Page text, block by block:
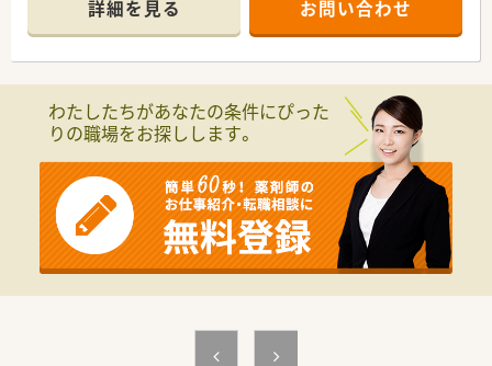
を大切にしている企業です。
■地域密着型の調剤薬局として地域活動やイベント開催に力を
入れています。
■働き方に制限のある薬剤師さん向けに準社員制度もあります
ので、気になる方はお気軽にお問合せ下さい！
詳細を見る お問い合わせ
わたしたちがあなたの条件にぴった
りの職場をお探しします。